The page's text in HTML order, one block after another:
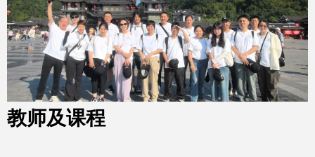
教师及课程